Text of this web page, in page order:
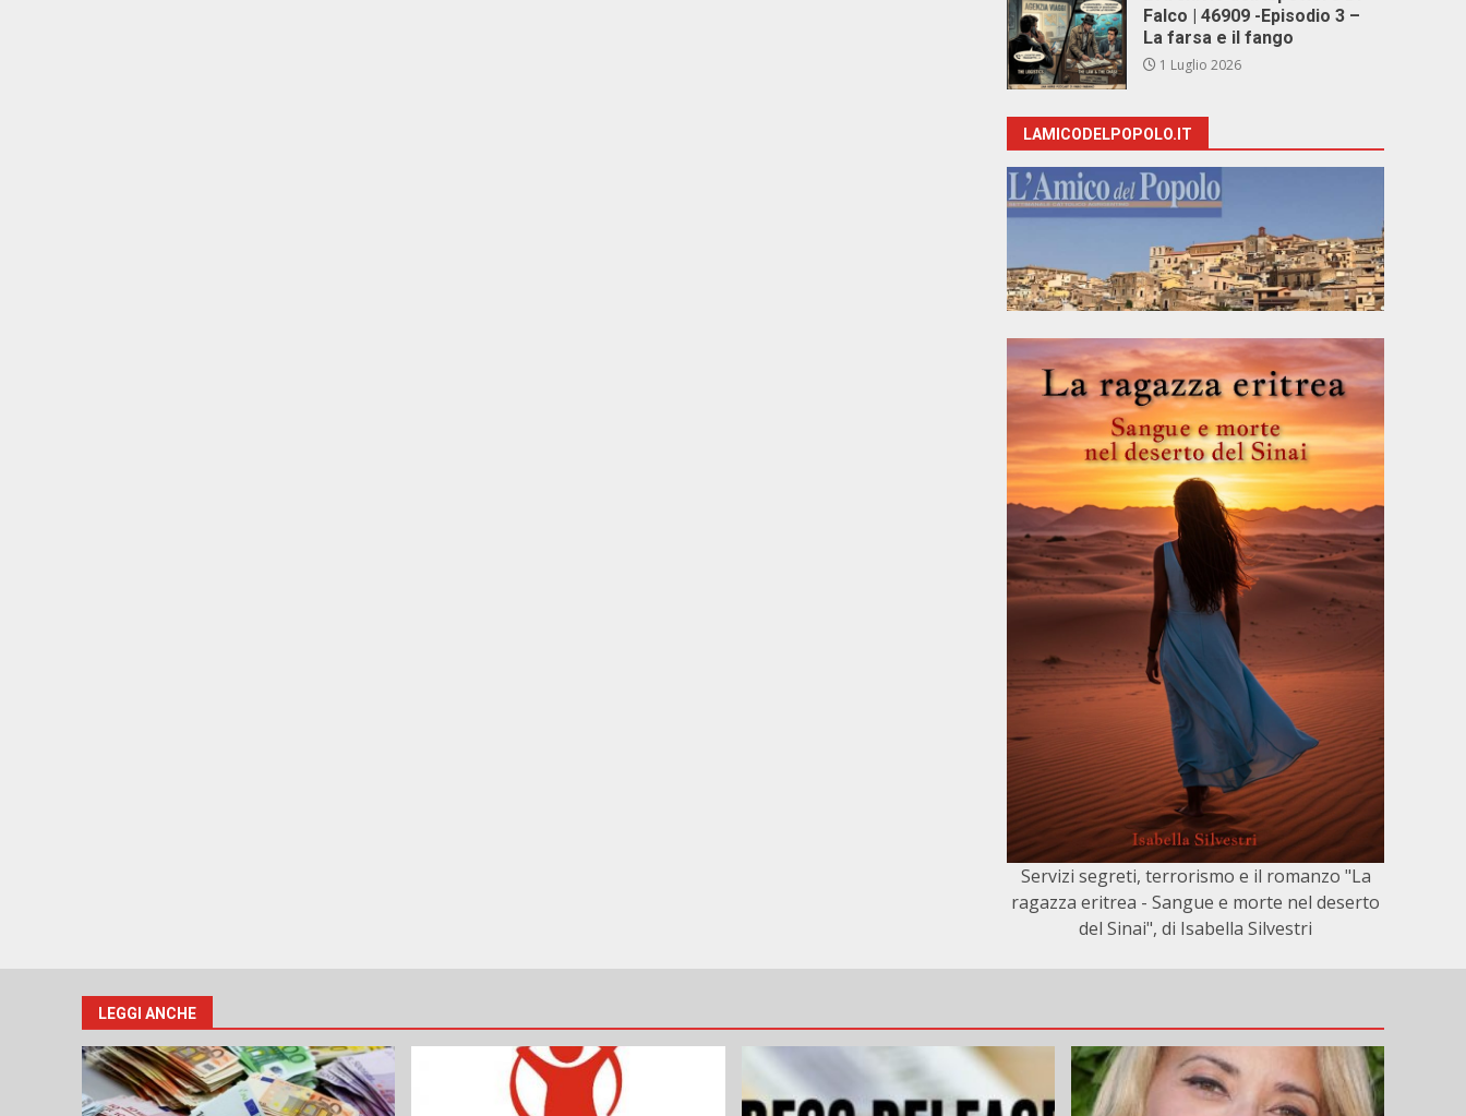
Falco | 46909 -Episodio 3 –
La farsa e il fango
1 Luglio 2026
LAMICODELPOPOLO.IT
Servizi segreti, terrorismo e il romanzo "La
ragazza eritrea - Sangue e morte nel deserto
del Sinai", di Isabella Silvestri
LEGGI ANCHE